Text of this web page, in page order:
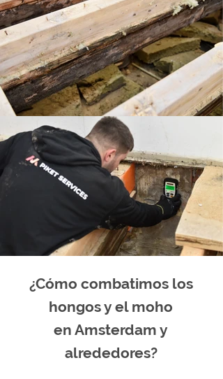
¿Cómo combatimos los
hongos y el moho
en Amsterdam y
alrededores?